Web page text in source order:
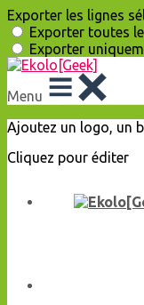
Exporter les lignes
Exporter toutes
Exporter
Menu
Ajoutez un logo, un
Cliquez pour éditer